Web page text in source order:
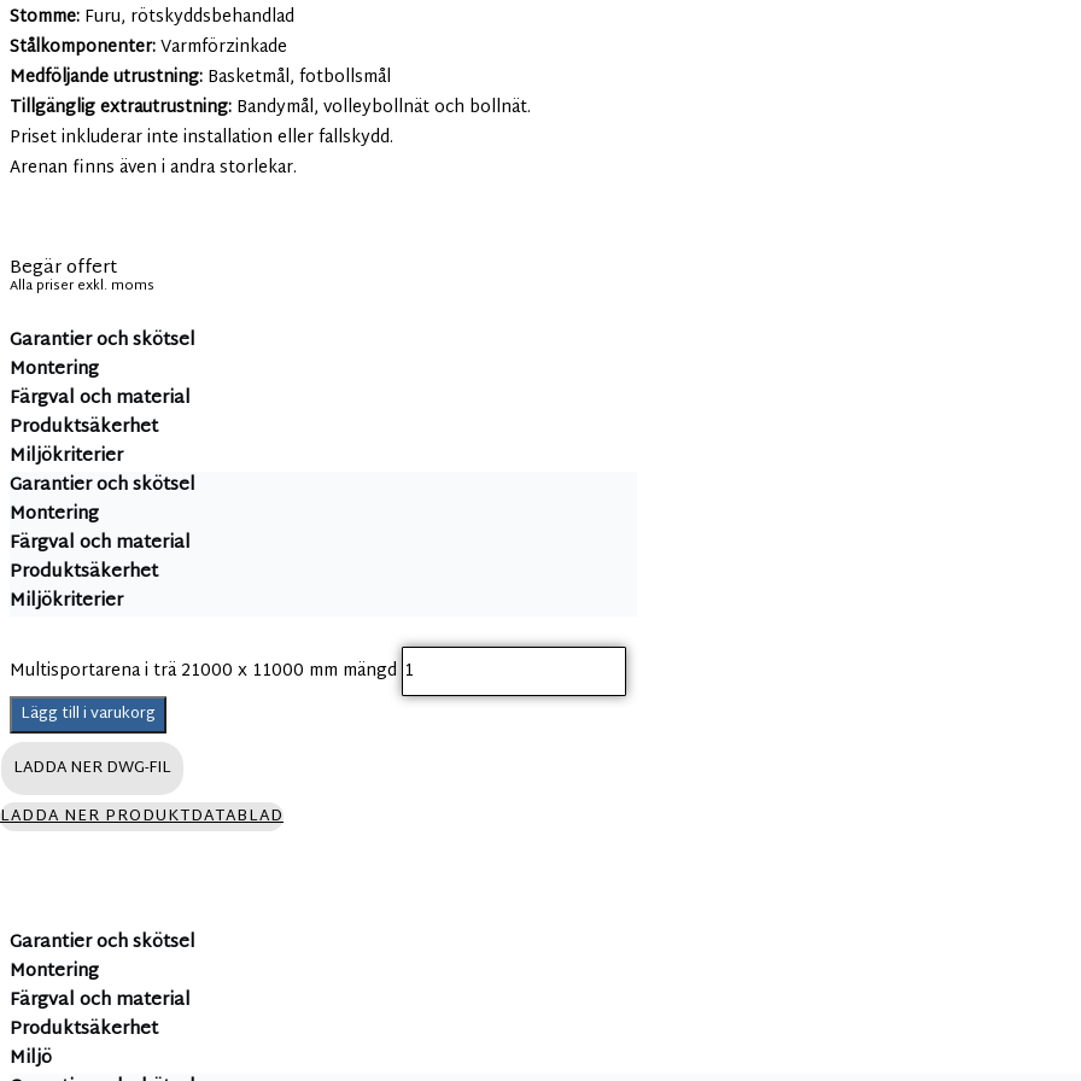
Stomme: Furu, rötskyddsbehandlad
Stålkomponenter:Varmförzinkade
Medföljande utrustning: Basketmål, fotbollsmål
Tillgänglig extrautrustning: Bandymål, volleybollnät och bollnät.
Priset inkluderar inte installation eller fallskydd.
Arenan finns även i andra storlekar.
Begär offert
Alla priser exkl. moms
Garantier och skötsel
Montering
Färgval och material
Produktsäkerhet
Miljökriterier
Garantier och skötsel
Montering
Färgval och material
Produktsäkerhet
Miljökriterier
Multisportarena i trä 21000 x 11000 mm mängd
Lägg till i varukorg
LADDA NER DWG-FIL
LADDA NER PRODUKTDATABLAD
Garantier och skötsel
Montering
Färgval och material
Produktsäkerhet
Miljö